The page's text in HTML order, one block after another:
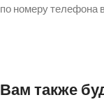
по номеру телефона
Вам также